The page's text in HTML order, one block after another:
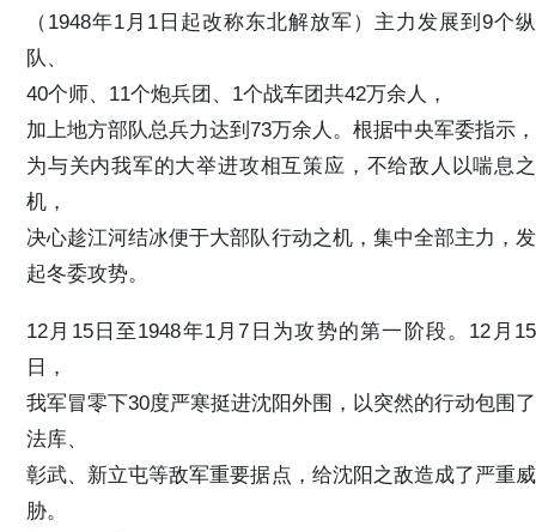
（1948年1月1日起改称东北解放军）主力发展到9个纵
队、
40个师、11个炮兵团、1个战车团共42万余人，
加上地方部队总兵力达到73万余人。根据中央军委指示，
为与关内我军的大举进攻相互策应，不给敌人以喘息之
机，
决心趁江河结冰便于大部队行动之机，集中全部主力，发
起冬委攻势。
12月15日至1948年1月7日为攻势的第一阶段。12月15
日，
我军冒零下30度严寒挺进沈阳外围，以突然的行动包围了
法库、
彰武、新立屯等敌军重要据点，给沈阳之敌造成了严重威
胁。